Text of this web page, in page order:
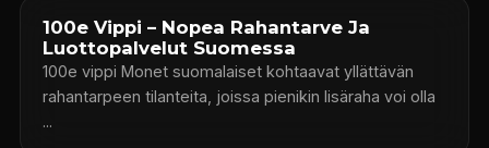
100e Vippi – Nopea Rahantarve Ja
Luottopalvelut Suomessa
100e vippi Monet suomalaiset kohtaavat yllättävän
rahantarpeen tilanteita, joissa pienikin lisäraha voi olla
...